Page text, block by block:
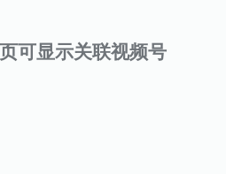
可显示关联视频号